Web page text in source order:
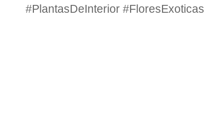
#PlantasDeInterior #FloresExoticas